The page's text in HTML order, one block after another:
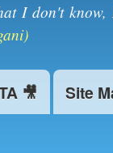
I don't
🎥 Site